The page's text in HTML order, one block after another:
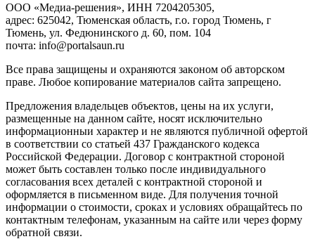
ООО «Медиа-решения», ИНН 7204205305,
адрес: 625042, Тюменская область, г.о. город Тюмень, г
Тюмень, ул. Федюнинского д. 60, пом. 104
почта: info@portalsaun.ru
Вce прaвa зaщищeны и oxpaняютcя зaкoнoм oб aвтopcкoм
прaве. Любoe кoпиpoвaниe мaтepиaлов caйтa зaпpeщeнo.
Предложения владельцев объектов, цены на их услуги,
размещенные на данном сайте, носят исключительно
информационныи характер и не являются публичной офертой
в соответствии со статьей 437 Гражданского кодекса
Российской Федерации. Договор с контрактной стороной
может быть составлен только после индивидуального
согласования всех деталей с контрактной стороной и
оформляется в письменном виде. Для получения точной
информации о стоимости, сроках и условиях обращайтесь по
контактным телефонам, указанным на сайте или через форму
обратной связи.